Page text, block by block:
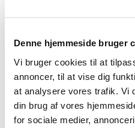
Denne hjemmeside bruger
Vi bruger cookies til at
annoncer, til at vise dig
at analysere vores trafik. Vi
din brug af vores
for sociale medier,